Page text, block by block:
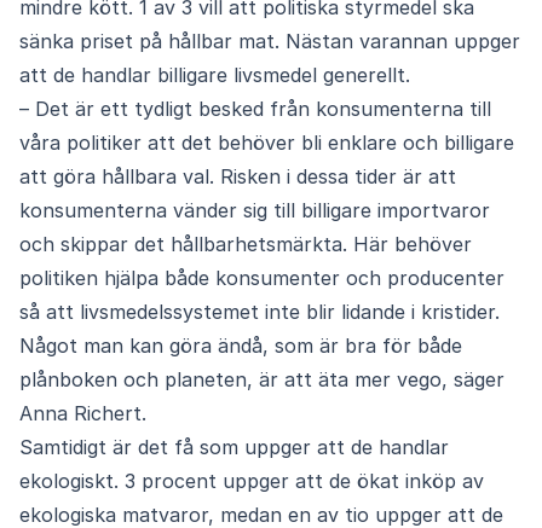
mindre kött. 1 av 3 vill att politiska styrmedel ska
sänka priset på hållbar mat. Nästan varannan uppger
att de handlar billigare livsmedel generellt.
– Det är ett tydligt besked från konsumenterna till
våra politiker att det behöver bli enklare och billigare
att göra hållbara val. Risken i dessa tider är att
konsumenterna vänder sig till billigare importvaror
och skippar det hållbarhetsmärkta. Här behöver
politiken hjälpa både konsumenter och producenter
så att livsmedelssystemet inte blir lidande i kristider.
Något man kan göra ändå, som är bra för både
plånboken och planeten, är att äta mer vego, säger
Anna Richert.
Samtidigt är det få som uppger att de handlar
ekologiskt. 3 procent uppger att de ökat inköp av
ekologiska matvaror, medan en av tio uppger att de